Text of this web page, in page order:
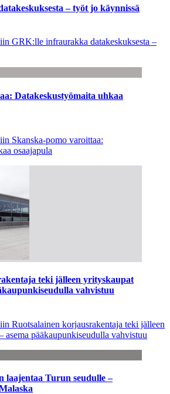
– työt jo käynnissä
GRK:lle infraurakka datakeskuksesta –
Datakeskustyömaita uhkaa
Skanska-pomo varoittaa:
osaajapula
teki jälleen yrityskaupat
vahvistuu
Ruotsalainen korjausrakentaja teki jälleen
asema pääkaupunkiseudulla vahvistuu
laajentaa Turun seudulle –